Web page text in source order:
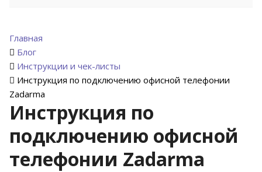
Главная
Блог
Инструкции и чек-листы
Инструкция по подключению офисной телефонии
Zadarma
Инструкция по
подключению офисной
телефонии Zadarma